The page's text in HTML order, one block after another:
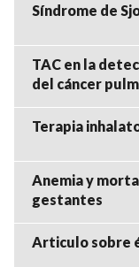
Síndrome de
TAC en la
del cáncer
Terapia
Anemia y
gestantes
Articulo sobre